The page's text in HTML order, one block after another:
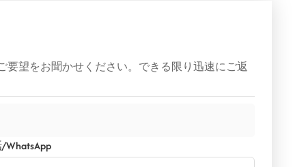
望をお聞かせください。できる限り迅速にご返
WhatsApp